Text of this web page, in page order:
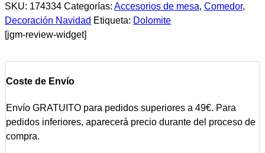
SKU: 174334 Categorías: Accesorios de mesa, Comedor,
Decoración Navidad Etiqueta: Dolomite
[jgm-review-widget]
Coste de Envío
Envío GRATUITO para pedidos superiores a 49€. Para
pedidos inferiores, aparecerá precio durante del proceso de
compra.